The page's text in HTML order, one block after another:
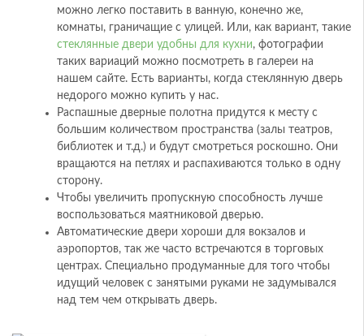
можно легко поставить в ванную, конечно же,
комнаты, граничащие с улицей. Или, как вариант, такие
стеклянные двери удобны для кухни, фотографии
таких вариаций можно посмотреть в галереи на
нашем сайте. Есть варианты, когда стеклянную дверь
недорого можно купить у нас.
Распашные дверные полотна придутся к месту с
большим количеством пространства (залы театров,
библиотек и т.д.) и будут смотреться роскошно. Они
вращаются на петлях и распахиваются только в одну
сторону.
Чтобы увеличить пропускную способность лучше
воспользоваться маятниковой дверью.
Автоматические двери хороши для вокзалов и
аэропортов, так же часто встречаются в торговых
центрах. Специально продуманные для того чтобы
идущий человек с занятыми руками не задумывался
над тем чем открывать дверь.